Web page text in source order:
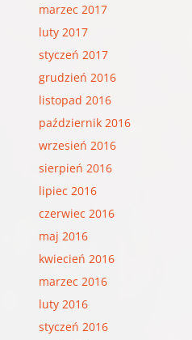
marzec 2017
luty 2017
styczeń 2017
grudzień 2016
listopad 2016
październik 2016
wrzesień 2016
sierpień 2016
lipiec 2016
czerwiec 2016
maj 2016
kwiecień 2016
marzec 2016
luty 2016
styczeń 2016